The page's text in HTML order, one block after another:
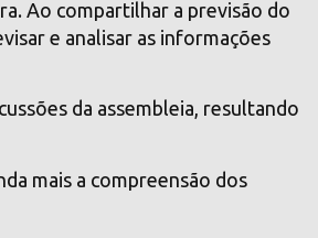
Ao compartilhar a previsão do
e analisar as informações
da assembleia, resultando
mais a compreensão dos